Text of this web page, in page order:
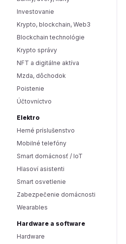
Investovanie
Krypto, blockchain, Web3
Blockchain technológie
Krypto správy
NFT a digitálne aktíva
Mzda, dôchodok
Poistenie
Účtovníctvo
Elektro
Herné príslušenstvo
Mobilné telefóny
Smart domácnosť / IoT
Hlasoví asistenti
Smart osvetlenie
Zabezpečenie domácnosti
Wearables
Hardware a software
Hardware